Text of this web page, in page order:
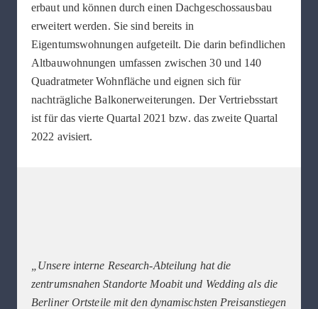
erbaut und können durch einen Dachgeschossausbau
erweitert werden. Sie sind bereits in
Eigentumswohnungen aufgeteilt. Die darin befindlichen
Altbauwohnungen umfassen zwischen 30 und 140
Quadratmeter Wohnfläche und eignen sich für
nachträgliche Balkonerweiterungen. Der Vertriebsstart
ist für das vierte Quartal 2021 bzw. das zweite Quartal
2022 avisiert.
„Unsere interne Research-Abteilung hat die
zentrumsnahen Standorte Moabit und Wedding als die
Berliner Ortsteile mit den dynamischsten Preisanstiegen